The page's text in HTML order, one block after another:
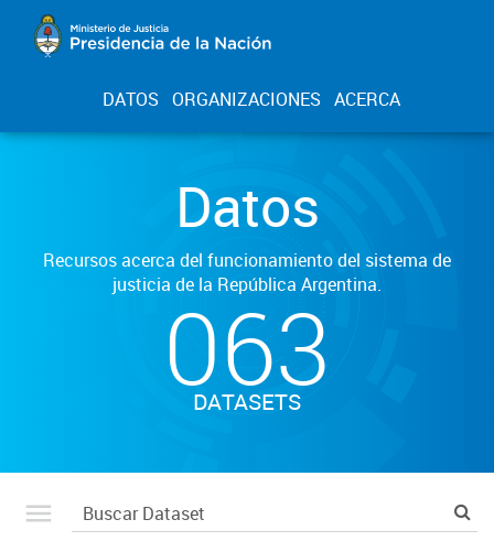
DATOS ORGANIZACIONES ACERCA
Datos
Recursos acerca del funcionamiento del sistema de
justicia de la República Argentina.
063
DATASETS